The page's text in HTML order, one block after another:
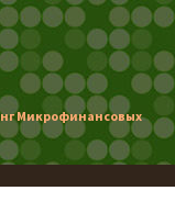
Микрофинансовых